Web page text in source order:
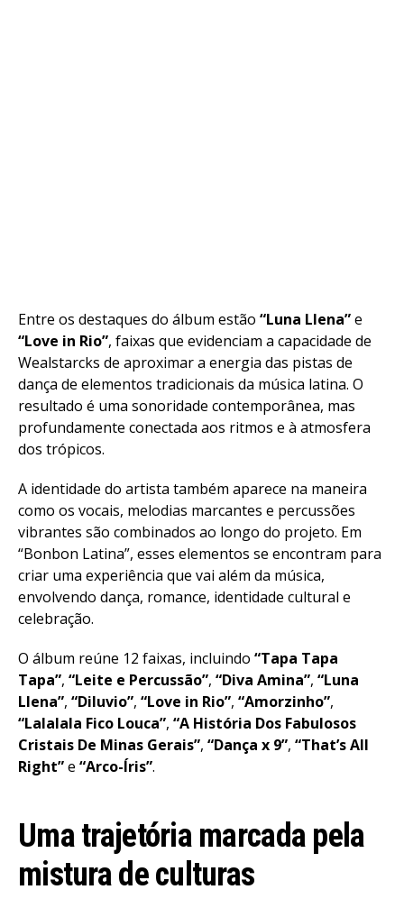
Entre os destaques do álbum estão “Luna Llena”e
“Love in Rio”, faixas que evidenciam a capacidade de
Wealstarcks de aproximar a energia das pistas de
dança de elementos tradicionais da música latina. O
resultado é uma sonoridade contemporânea, mas
profundamente conectada aos ritmos e à atmosfera
dos trópicos.
A identidade do artista também aparece na maneira
como os vocais, melodias marcantes e percussões
vibrantes são combinados ao longo do projeto. Em
“Bonbon Latina”, esses elementos se encontram para
criar uma experiência que vai além da música,
envolvendo dança, romance, identidade cultural e
celebração.
O álbum reúne 12 faixas, incluindo “Tapa Tapa
Tapa”, “Leite e Percussão”, “Diva Amina”, “Luna
Llena”, “Diluvio”, “Love in Rio”, “Amorzinho”,
“Lalalala Fico Louca”, “A História Dos Fabulosos
Cristais De Minas Gerais”, “Dança x 9”, “That’s All
Right”e “Arco-Íris”.
Uma trajetória marcada pela
mistura de culturas